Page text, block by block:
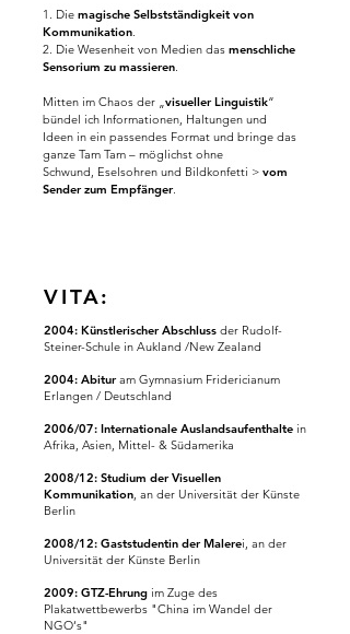
1. Die magische Selbstständigkeit von
Kommunikation.
2. Die Wesenheit von Medien das menschliche
Sensorium zu massieren.
Mitten im Chaos der „visueller Linguistik“
bündel ich Informationen, Haltungen und
Ideen in ein passendes Format und bringe das
ganze Tam Tam – möglichst ohne
Schwund, Eselsohren und Bildkonfetti > vom
Sender zum Empfänger.
2004: Künstlerischer Abschluss der Rudolf-
Steiner-Schule in Aukland /New Zealand
2004: Abituram Gymnasium Fridericianum
Erlangen / Deutschland
2006/07: Internationale Auslandsaufenthalte in
Afrika, Asien, Mittel- & Südamerika
2008/12: Studium der Visuellen
Kommunikation, an der Universität der Künste
Berlin
2008/12: Gaststudentin der Malerei, an der
Universität der Künste Berlin
2009: GTZ-Ehrung im Zuge des
Plakatwettbewerbs "China im Wandel der
NGO‘s"
VITA: